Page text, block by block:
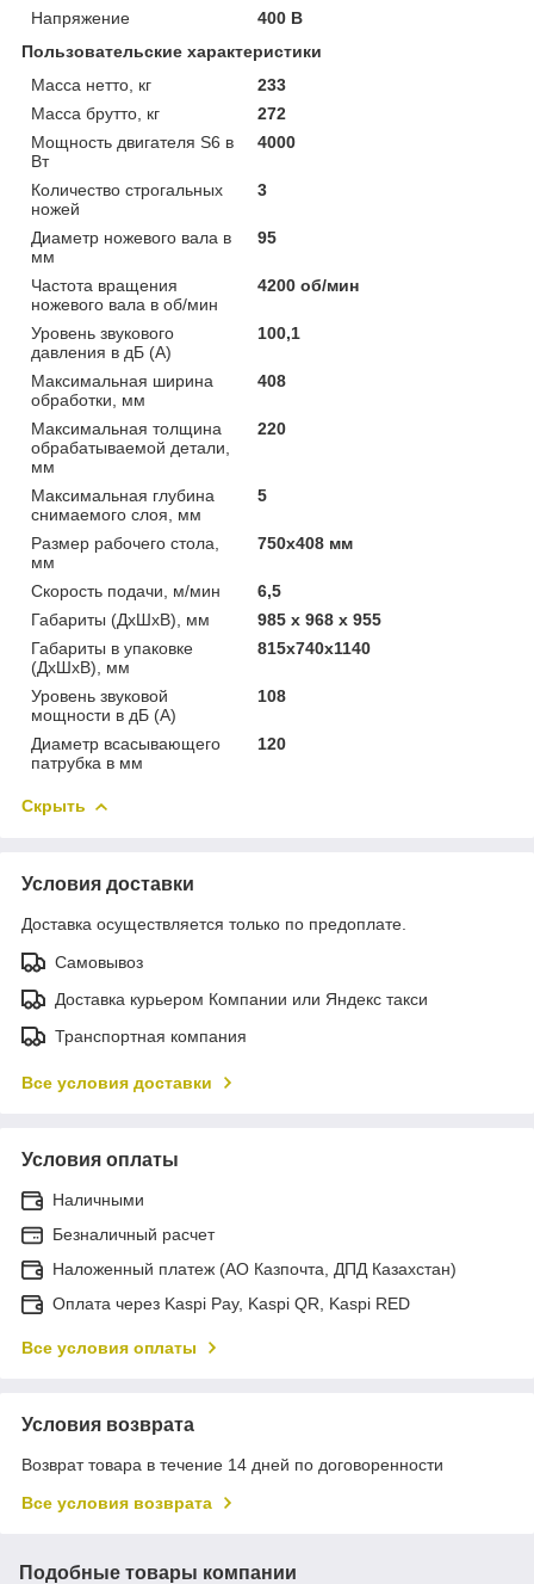
Напряжение
400 В
Пользовательские характеристики
Масса нетто, кг
233
Масса брутто, кг
272
Мощность двигателя S6 в
Вт
4000
Количество строгальных
ножей
3
Диаметр ножевого вала в
мм
95
Частота вращения
ножевого вала в об/мин
4200 об/мин
Уровень звукового
давления в дБ (A)
100,1
Максимальная ширина
обработки, мм
408
Максимальная толщина
обрабатываемой детали,
мм
220
Максимальная глубина
снимаемого слоя, мм
5
Размер рабочего стола,
мм
750х408 мм
Скорость подачи, м/мин
6,5
Габариты (ДхШхВ), мм
985 x 968 x 955
Габариты в упаковке
(ДхШхВ), мм
815х740х1140
Уровень звуковой
мощности в дБ (A)
108
Диаметр всасывающего
патрубка в мм
120
Скрыть
Условия доставки
Доставка осуществляется только по предоплате.
Самовывоз
Доставка курьером Компании или Яндекс такси
Транспортная компания
Все условия доставки
Условия оплаты
Наличными
Безналичный расчет
Наложенный платеж (АО Казпочта, ДПД Казахстан)
Оплата через Kaspi Pay, Kaspi QR, Kaspi RED
Все условия оплаты
Условия возврата
Возврат товара в течение 14 дней по договоренности
Все условия возврата
Подобные товары компании